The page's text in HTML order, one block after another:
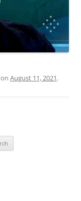
on August 11, 2021.